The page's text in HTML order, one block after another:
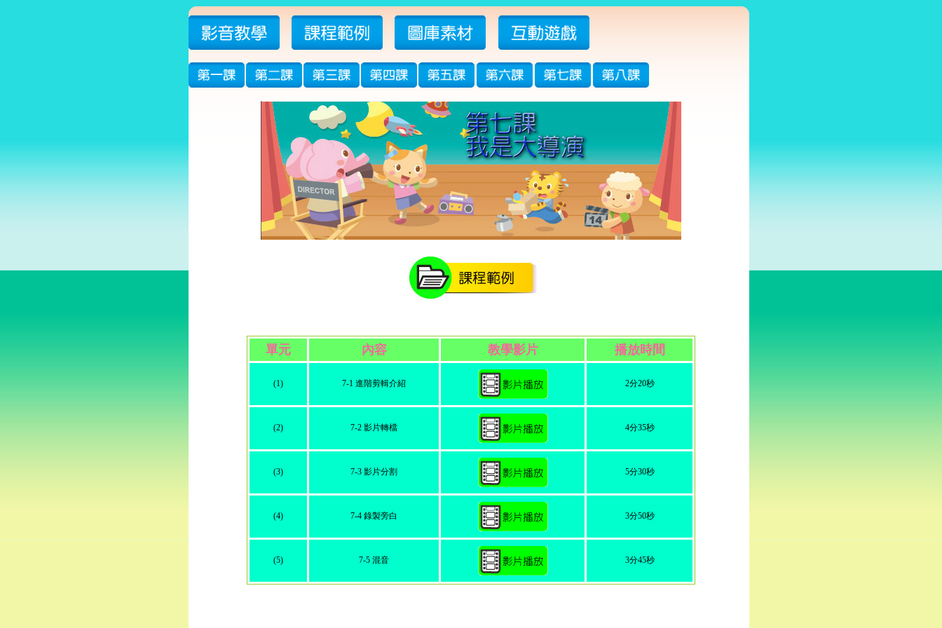
單元 內容 教學影片 播放時間
(1) 7-1 進階剪輯介紹 2分20秒
(2) 7-2 影片轉檔 4分35秒
(3) 7-3 影片分割 5分30秒
(4) 7-4 錄製旁白 3分50秒
(5) 7-5 混音 3分45秒